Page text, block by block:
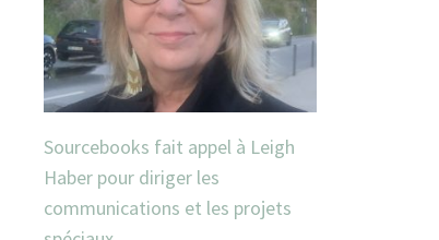
Sourcebooks fait appel à Leigh
Haber pour diriger les
communications et les projets